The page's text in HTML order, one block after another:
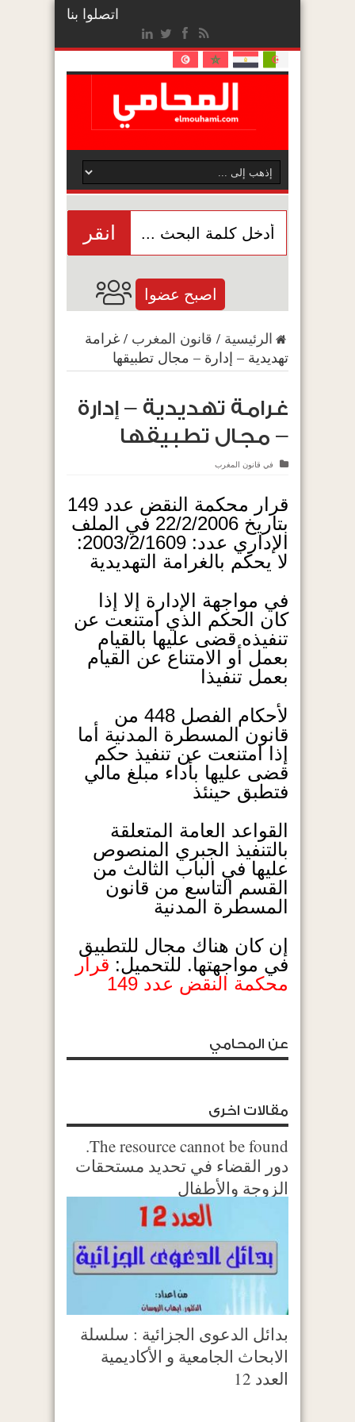
اتصلوا بنا
انقر
اصبح عضوا
الرئيسية / قانون المغرب / غرامة
تهديدية – إدارة – مجال تطبيقها
غرامة تهديدية – إدارة
– مجال تطبيقها
في قانون المغرب
قرار محكمة النقض عدد 149
بتاريخ 22/2/2006 في الملف
الإداري عدد: 2003/2/1609:
لا يحكم بالغرامة التهديدية
في مواجهة الإدارة إلا إذا
كان الحكم الذي امتنعت عن
تنفيذه قضى عليها بالقيام
بعمل أو الامتناع عن القيام
بعمل تنفيذا
لأحكام الفصل 448 من
قانون المسطرة المدنية أما
إذا امتنعت عن تنفيذ حكم
قضى عليها بأداء مبلغ مالي
فتطبق حينئذ
القواعد العامة المتعلقة
بالتنفيذ الجبري المنصوص
عليها في الباب الثالث من
القسم التاسع من قانون
المسطرة المدنية
إن كان هناك مجال للتطبيق
في مواجهتها. للتحميل: قرار
محكمة النقض عدد 149
عن المحامي
مقالات اخرى
The resource cannot be found.
دور القضاء في تحديد مستحقات
الزوجة والأطفال
بدائل الدعوى الجزائية : سلسلة
الابحاث الجامعية و الأكاديمية
العدد 12